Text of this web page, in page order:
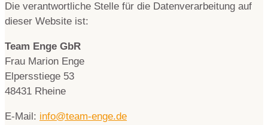
Die verantwortliche Stelle für die Datenverarbeitung auf
dieser Website ist:
Team Enge GbR
Frau Marion Enge
Elpersstiege 53
48431 Rheine
E-Mail: info@team-enge.de